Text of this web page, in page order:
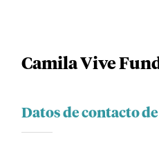
Camila Vive
Datos de contacto